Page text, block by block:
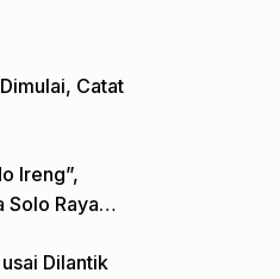
Catat
Ireng”,
Solo Raya
Dilantik